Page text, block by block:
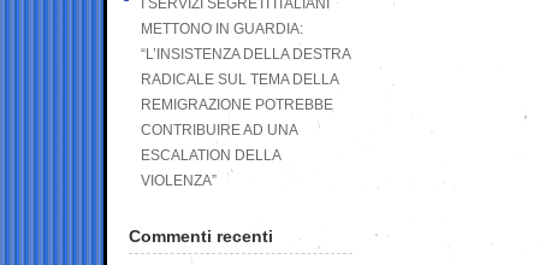
I SERVIZI SEGRETI ITALIANI
METTONO IN GUARDIA:
“L’INSISTENZA DELLA DESTRA
RADICALE SUL TEMA DELLA
REMIGRAZIONE POTREBBE
CONTRIBUIRE AD UNA
ESCALATION DELLA
VIOLENZA”
Commenti recenti